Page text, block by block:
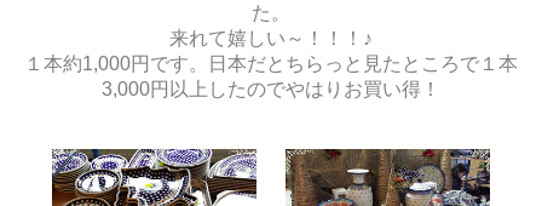
た。
来れて嬉しい～！！！♪
１本約1,000円です。日本だとちらっと見たところで１本
3,000円以上したのでやはりお買い得！